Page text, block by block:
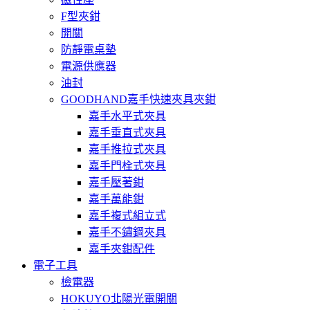
F型夾鉗
開關
防靜電桌墊
電源供應器
油封
GOODHAND嘉手快速夾具夾鉗
嘉手水平式夾具
嘉手垂直式夾具
嘉手推拉式夾具
嘉手門栓式夾具
嘉手壓著鉗
嘉手萬能鉗
嘉手複式組立式
嘉手不鏽鋼夾具
嘉手夾鉗配件
電子工具
檢電器
HOKUYO北陽光電開關